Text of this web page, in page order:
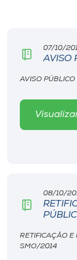
Selecione
07/10/
AVISO
AVISO
08/10/
RETIFICAÇÃO
SMO/2014